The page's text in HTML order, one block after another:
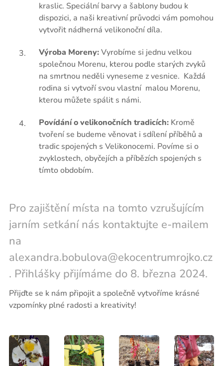
kraslic. Speciální barvy a šablony budou k
dispozici, a naši kreativní průvodci vám pomohou
vytvořit nádherná velikonoční díla.
Výroba Moreny:Vyrobíme si jednu velkou
společnou Morenu, kterou podle starých zvyků
na smrtnou neděli vyneseme z vesnice. Každá
rodina si vytvoří svou vlastní malou Morenu,
kterou můžete spálit s námi.
Povídání o velikonočních tradicích: Kromě
tvoření se budeme věnovat i sdílení příběhů a
tradic spojených s Velikonocemi. Povíme si o
zvyklostech, obyčejích a příbězích spojených s
tímto obdobím.
Pro zajištění místa na tomto vzrušujícím
jarním setkání nás kontaktujte e-mailem
na
alexandra.bobulova@ekocentrumrojko.cz
. Přihlášky přijímáme do 8. března 2024.
Přijďte se k nám připojit a společně vytvoříme krásné
vzpomínky plné radosti a kreativity!